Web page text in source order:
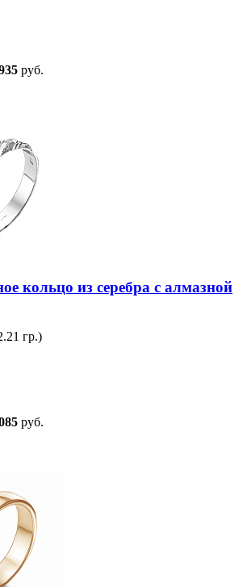
руб.
кольцо из серебра с алмазной
гр.)
руб.